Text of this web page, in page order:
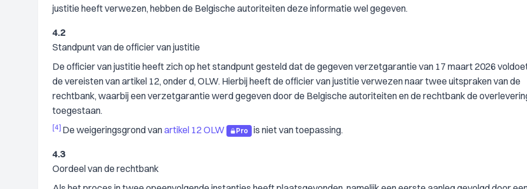
justitie heeft verwezen, hebben de Belgische autoriteiten deze informatie wel gegeven.
4.2
Standpunt van de officier van justitie
De officier van justitie heeft zich op het standpunt gesteld dat de gegeven verzetgarantie van 17 maart 2026
de vereisten van artikel 12, onder d, OLW. Hierbij heeft de officier van justitie verwezen naar twee uitspraken van de
rechtbank, waarbij een verzetgarantie werd gegeven door de Belgische autoriteiten en de rechtbank de
toegestaan.
[4] De weigeringsgrond vanartikel 12 OLW Pro is niet van toepassing.
4.3
Oordeel van de rechtbank